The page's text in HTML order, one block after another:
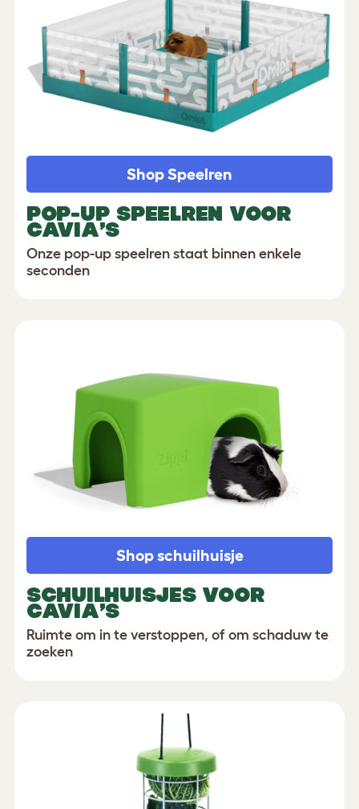
POP-UP SPEELREN VOOR
CAVIA’S
Onze pop-up speelren staat binnen enkele
seconden
Shop Speelren
SCHUILHUISJES VOOR
CAVIA’S
Ruimte om in te verstoppen, of om schaduw te
zoeken
Shop schuilhuisje